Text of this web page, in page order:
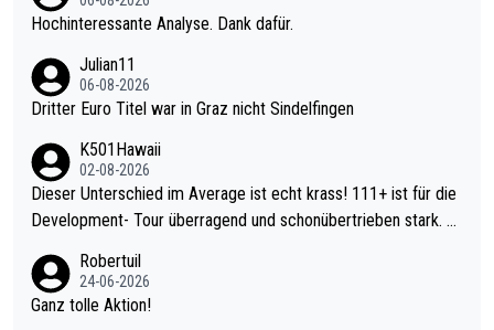
Hochinteressante Analyse. Dank dafür.
Julian11
06-08-2026
Dritter Euro Titel war in Graz nicht Sindelfingen
K501Hawaii
02-08-2026
Dieser Unterschied im Average ist echt krass! 111+ ist für die
Development- Tour überragend und schonübertrieben stark. U
mal 40+ erst recht. Da gewinnst keinen Blumentopf - ist ja noc
h krasser wie ein Pokalspiel eines Kreisligisten vs einem Bund
Robertuil
24-06-2026
Ganz tolle Aktion!